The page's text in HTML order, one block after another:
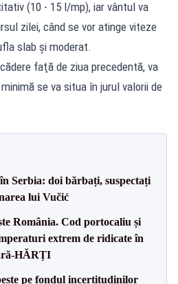
(10 - 15 l/mp), iar vântul va
zilei, când se vor atinge viteze
slab şi moderat.
faţă de ziua precedentă, va
se va situa în jurul valorii de
Serbia: doi bărbați, suspectați
lui Vučić
România. Cod portocaliu și
extrem de ridicate în
HĂRȚI
pe fondul incertitudinilor